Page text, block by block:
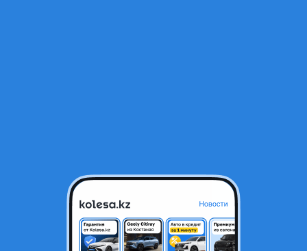
Турбина Nissan Caravan ZD30